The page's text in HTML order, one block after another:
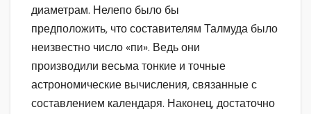
диаметрам. Нелепо было бы
предположить, что составителям Талмуда было
неизвестно число «пи». Ведь они
производили весьма тонкие и точные
астрономические вычисления, связанные с
составлением календаря. Наконец, достаточно